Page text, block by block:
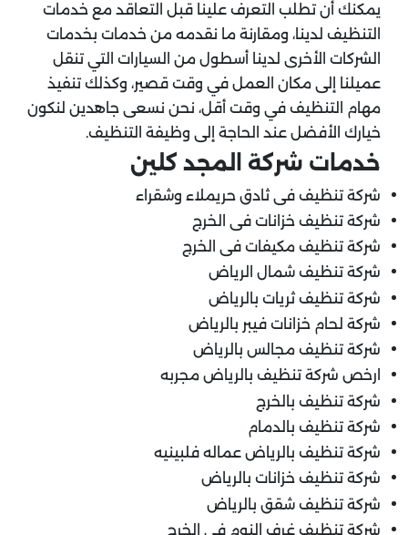
يمكنك أن تطلب التعرف علينا قبل التعاقد مع خدمات
التنظيف لدينا، ومقارنة ما نقدمه من خدمات بخدمات
الشركات الأخرى لدينا أسطول من السيارات التي تنقل
عميلنا إلى مكان العمل في وقت قصير، وكذلك تنفيذ
مهام التنظيف في وقت أقل، نحن نسعى جاهدين لنكون
خيارك الأفضل عند الحاجة إلى وظيفة التنظيف.
خدمات شركة المجد كلين
شركة تنظيف فى ثادق حريملاء وشقراء
شركة تنظيف خزانات فى الخرج
شركة تنظيف مكيفات فى الخرج
شركة تنظيف شمال الرياض
شركة تنظيف ثريات بالرياض
شركة لحام خزانات فيبر بالرياض
شركة تنظيف مجالس بالرياض
ارخص شركة تنظيف بالرياض مجربه
شركة تنظيف بالخرج
شركة تنظيف بالدمام
شركة تنظيف بالرياض عماله فلبينيه
شركة تنظيف خزانات بالرياض
شركة تنظيف شقق بالرياض
شركة تنظيف غرف النوم فى الخرج